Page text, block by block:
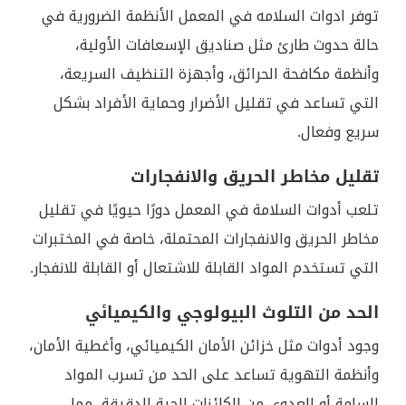
توفر ادوات السلامه في المعمل الأنظمة الضرورية في
حالة حدوث طارئ مثل صناديق الإسعافات الأولية،
وأنظمة مكافحة الحرائق، وأجهزة التنظيف السريعة،
التي تساعد في تقليل الأضرار وحماية الأفراد بشكل
سريع وفعال.
تقليل مخاطر الحريق والانفجارات
تلعب أدوات السلامة في المعمل دورًا حيويًا في تقليل
مخاطر الحريق والانفجارات المحتملة، خاصة في المختبرات
التي تستخدم المواد القابلة للاشتعال أو القابلة للانفجار.
الحد من التلوث البيولوجي والكيميائي
وجود أدوات مثل خزائن الأمان الكيميائي، وأغطية الأمان،
وأنظمة التهوية تساعد على الحد من تسرب المواد